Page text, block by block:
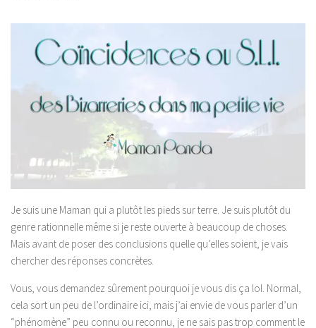
Je suis une Maman qui a plutôt les pieds sur terre. Je suis plutôt du
genre rationnelle même si je reste ouverte à beaucoup de choses.
Mais avant de poser des conclusions quelle qu’elles soient, je vais
chercher des réponses concrètes.
Vous, vous demandez sûrement pourquoi je vous dis ça lol. Normal,
cela sort un peu de l’ordinaire ici, mais j’ai envie de vous parler d’un
“phénomène” peu connu ou reconnu, je ne sais pas trop comment le